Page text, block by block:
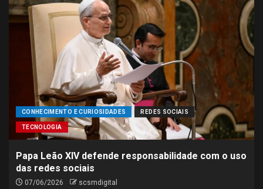
CONHECIMENTO E CURIOSIDADES REDES SOCIAIS
TECNOLOGIA
Papa Leão XIV defende responsabilidade com o uso
das redes sociais
07/06/2026 scsmdigital